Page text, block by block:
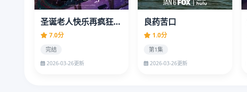
圣诞老人快乐再疯狂第一季
7.0分
完结
2026-03-26更新
良药苦口
1.0分
第1集
2026-03-26更新